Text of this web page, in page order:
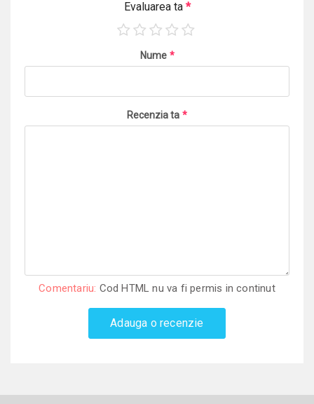
Evaluarea ta *
Nume *
Recenzia ta *
Comentariu: Cod HTML nu va fi permis in continut
Adauga o recenzie